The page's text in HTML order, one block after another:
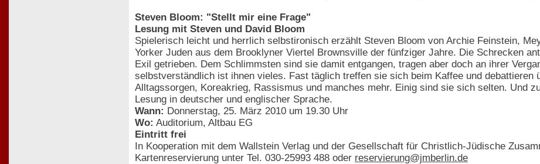
Steven Bloom: "Stellt mir eine Frage"
Lesung mit Steven und David Bloom
Spielerisch leicht und herrlich selbstironisch erzählt Steven Bloom von Archie Feinstein,
Yorker Juden aus dem Brooklyner Viertel Brownsville der fünfziger Jahre. Die Schrecken
Exil getrieben. Dem Schlimmsten sind sie damit entgangen, tragen aber doch an ihrer
selbstverständlich ist ihnen vieles. Fast täglich treffen sie sich beim Kaffee und debattieren
Alltagssorgen, Koreakrieg, Rassismus und manches mehr. Einig sind sie sich selten. Und
Lesung in deutscher und englischer Sprache.
Wann: Donnerstag, 25. März 2010 um 19.30 Uhr
Wo: Auditorium, Altbau EG
Eintritt frei
In Kooperation mit dem Wallstein Verlag und der Gesellschaft für Christlich-Jüdische
Kartenreservierung unter Tel. 030-25993 488 oder reservierung@jmberlin.de